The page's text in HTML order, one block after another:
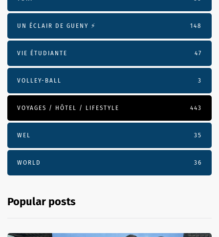
UN ÉCLAIR DE GUENY ⚡️ 148
VIE ÉTUDIANTE 47
VOLLEY-BALL 3
VOYAGES / HÔTEL / LIFESTYLE 443
WEL 35
WORLD 36
Popular posts